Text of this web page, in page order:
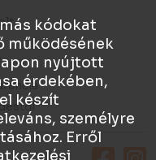
kódokat
működésének
nyújtott
érdekében,
készít
személyre
Erről